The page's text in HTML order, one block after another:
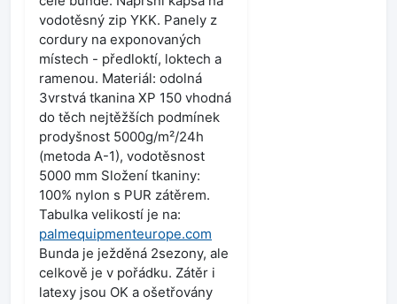
vodotěsný zip YKK. Panely z
cordury na exponovaných
místech - předloktí, loktech a
ramenou. Materiál: odolná
3vrstvá tkanina XP 150 vhodná
do těch nejtěžších podmínek
prodyšnost 5000g/m²/24h
(metoda A-1), vodotěsnost
5000 mm Složení tkaniny:
100% nylon s PUR zátěrem.
Tabulka velikostí je na:
palmequipmenteurope.com
Bunda je ježděná 2sezony, ale
celkově je v pořádku. Zátěr i
latexy jsou OK a ošetřovány